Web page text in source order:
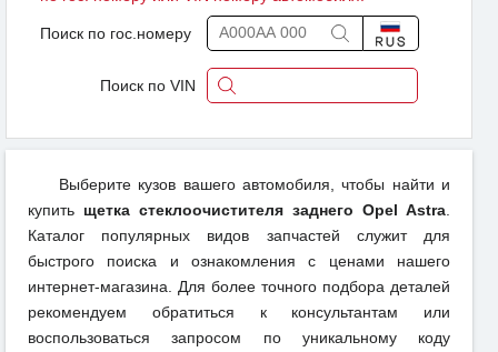
Поиск по гос.номеру
Поиск по VIN
Выберите кузов вашего автомобиля, чтобы найти и
купить щетка стеклоочистителя заднего Opel Astra
Каталог популярных видов запчастей служит для
быстрого поиска и ознакомления с ценами нашего
интернет-магазина. Для более точного подбора деталей
рекомендуем обратиться к консультантам или
воспользоваться запросом по уникальному коду